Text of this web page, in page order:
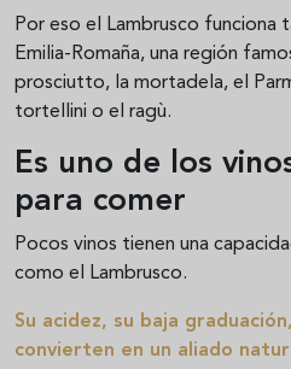
Por eso el Lambrusco funciona
Emilia-Romaña, una región
prosciutto, la mortadela, el
tortellini o el ragù.
Es uno de los
para comer
Pocos vinos tienen una
como el Lambrusco.
Su acidez, su baja
convierten en un aliado